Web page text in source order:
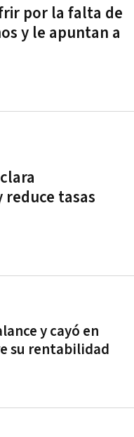
por la falta de
y le apuntan a
tasas
y cayó en
su rentabilidad